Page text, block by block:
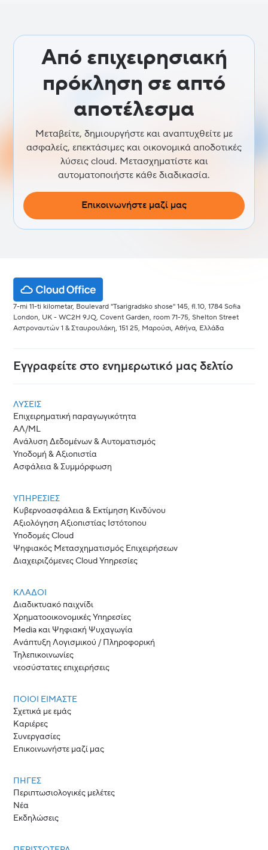
Από επιχειρησιακή
πρόκληση σε απτό
αποτέλεσμα
Μεταβείτε, δημιουργήστε και αναπτυχθείτε με
ασφαλείς, επεκτάσιμες και οικονομικά αποδοτικές
λύσεις cloud. Μετασχηματίστε και
αυτοματοποιήστε κάθε διαδικασία.
Επικοινωνήστε μαζί μας
7-mi 11-ti kilometar, Boulevard "Tsarigradsko shose" 145, fl.10, 1784 Sofia
London, UK - WC2H 9JQ, Covent Garden, room 71-75, Shelton Street
Αστροναυτών 1 & Σταυρουλάκη, 151 25, Μαρούσι, Αθήνα, Ελλάδα
Εγγραφείτε στο ενημερωτικό μας δελτίο
ΛΎΣΕΙΣ
Επιχειρηματική παραγωγικότητα
ΑΛ/ML
Ανάλυση Δεδομένων & Αυτοματισμός
Υποδομή & Αξιοπιστία
Ασφάλεια & Συμμόρφωση
ΥΠΗΡΕΣΙΕΣ
Κυβερνοασφάλεια & Εκτίμηση Κινδύνου
Αξιολόγηση Αξιοπιστίας Ιστότοπου
Υποδομές Cloud
Ψηφιακός Μετασχηματισμός Επιχειρήσεων
Διαχειριζόμενες Cloud Υπηρεσίες
ΚΛΆΔΟΙ
Διαδικτυακό παιχνίδι
Χρηματοοικονομικές Υπηρεσίες
Media και Ψηφιακή Ψυχαγωγία
Ανάπτυξη Λογισμικού / Πληροφορική
Τηλεπικοινωνίες
νεοσύστατες επιχειρήσεις
ΠΟΙΟΙ ΕΊΜΑΣΤΕ
Σχετικά με εμάς
Καριέρες
Συνεργασίες
Επικοινωνήστε μαζί μας
ΠΗΓΈΣ
Περιπτωσιολογικές μελέτες
Νέα
Εκδηλώσεις